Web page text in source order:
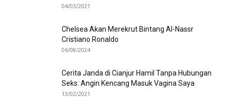
04/03/2021
Chelsea Akan Merekrut Bintang Al-Nassr
Cristiano Ronaldo
06/08/2024
Cerita Janda di Cianjur Hamil Tanpa Hubungan
Seks: Angin Kencang Masuk Vagina Saya
13/02/2021